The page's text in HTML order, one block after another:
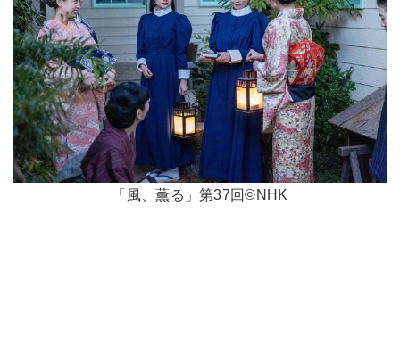
「風、薫る」第37回©NHK